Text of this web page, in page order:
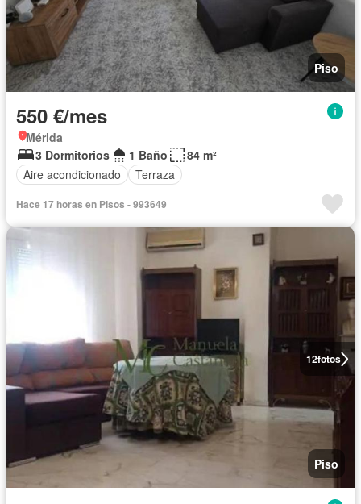
Piso
550 €/mes
Mérida
3 Dormitorios
1 Baño
84 m²
Aire acondicionado
Terraza
Hace 17 horas en Pisos - 993649
12fotos
Piso